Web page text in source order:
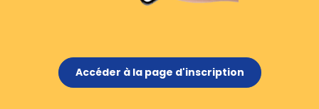
Accéder à la page d'inscription